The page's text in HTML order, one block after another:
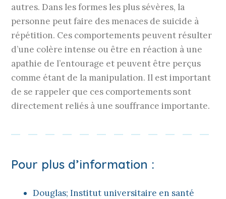
autres. Dans les formes les plus sévères, la
personne peut faire des menaces de suicide à
répétition. Ces comportements peuvent résulter
d’une colère intense ou être en réaction à une
apathie de l’entourage et peuvent être perçus
comme étant de la manipulation. Il est important
de se rappeler que ces comportements sont
directement reliés à une souffrance importante.
Pour plus d’information :
Douglas; Institut universitaire en santé